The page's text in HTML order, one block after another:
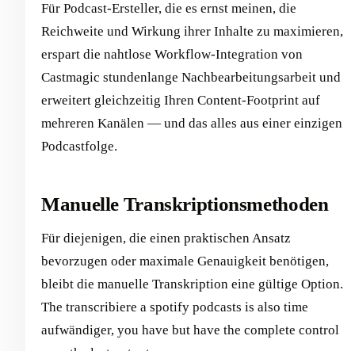
Für Podcast-Ersteller, die es ernst meinen, die
Reichweite und Wirkung ihrer Inhalte zu maximieren,
erspart die nahtlose Workflow-Integration von
Castmagic stundenlange Nachbearbeitungsarbeit und
erweitert gleichzeitig Ihren Content-Footprint auf
mehreren Kanälen — und das alles aus einer einzigen
Podcastfolge.
Manuelle Transkriptionsmethoden
Für diejenigen, die einen praktischen Ansatz
bevorzugen oder maximale Genauigkeit benötigen,
bleibt die manuelle Transkription eine gültige Option.
The transcribiere a spotify podcasts is also time
aufwändiger, you have but have the complete control